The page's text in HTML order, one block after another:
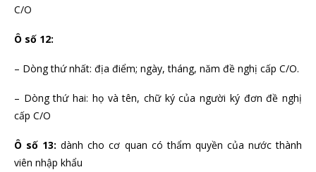
C/O
Ô số 12:
– Dòng thứ nhất: địa điểm; ngày, tháng, năm đề nghị cấp C/O.
– Dòng thứ hai: họ và tên, chữ ký của người ký đơn đề nghị
cấp C/O
Ô số 13: dành cho cơ quan có thẩm quyền của nước thành
viên nhập khẩu